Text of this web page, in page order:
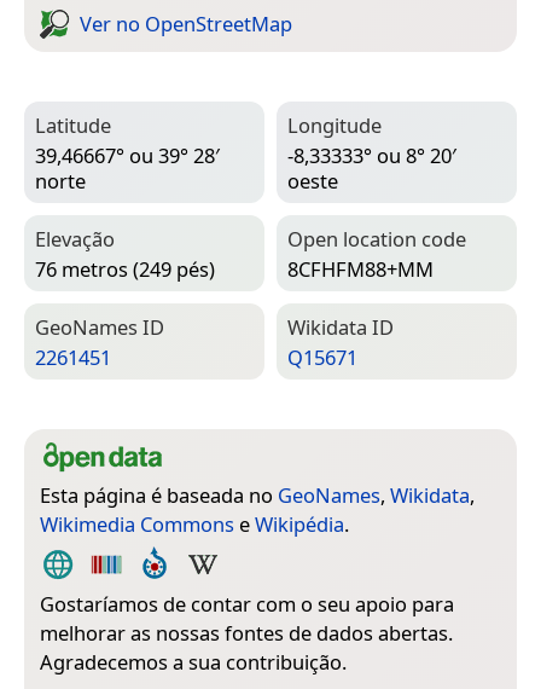
Ver no Open­Street­Map
Latitude
39,46667° ou 39° 28′
norte
Longitude
-8,33333° ou 8° 20′
oeste
Elevação
76 metros (249 pés)
Open location code
8CFHFM88+MM
Geo­Names ID
2261451
Wiki­data ID
Q15671
Esta página é baseada no GeoNames, Wikidata,
Wikimedia Commons eWikipédia.
Gostaríamos de contar com o seu apoio para
melhorar as nossas fontes de dados abertas.
Agradecemos a sua contribuição.